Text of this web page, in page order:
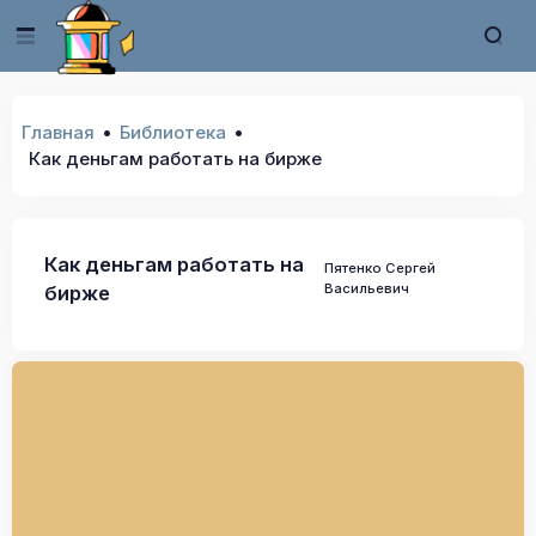
Главная
Библиотека
Как деньгам работать на бирже
Как деньгам работать на
бирже
Пятенко Сергей
Васильевич